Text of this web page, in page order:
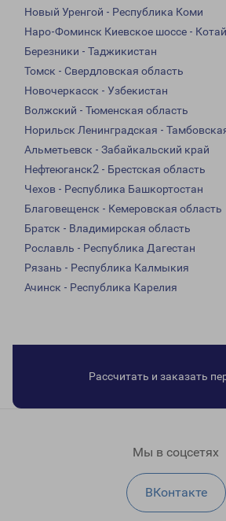
Новый Уренгой - Республика Коми
Наро-Фоминск Киевское шоссе -
Березники - Таджикистан
Томск - Свердловская область
Новочеркасск - Узбекистан
Волжский - Тюменская область
Норильск Ленинградская -
Альметьевск - Забайкальский край
Нефтеюганск2 - Брестская область
Чехов - Республика Башкортостан
Благовещенск - Кемеровская область
Братск - Владимирская область
Рославль - Республика Дагестан
Рязань - Республика Калмыкия
Ачинск - Республика Карелия
Рассчитать и заказать
Мы в соцсетях
ВКонтакте